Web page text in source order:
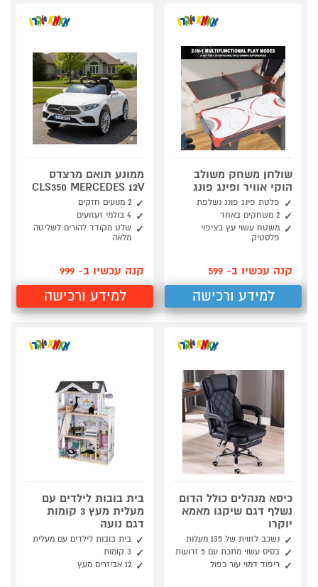
שולחן משחק משולב
הוקי אוויר ופינג פונג
פלטת פינג פונג נשלפת
2 משחקים באחד
משטח עשוי עץ בציפוי
פלסטיק
קנה עכשיו ב- 599
למידע ורכישה
ממונע תואם מרצדס
CLS350 MERCEDES 12V
2 מנועים חזקים
4 בולמי זעזועים
שלט מקודד להורים לשליטה
מלאה
קנה עכשיו ב- 999
למידע ורכישה
כיסא מנהלים כולל הדום
נשלף דגם שיקגו מאמא
יוקרו
נשכב לזווית של 135 מעלות
בסיס עשוי מתכת עם 5 זרועות
ריפוד דמוי עור כפול
בית בובות לילדים עם
מעלית מעץ 3 קומות
דגם נועה
בית בובות לילדים עם מעלית
3 קומות
12 אביזרים מעץ